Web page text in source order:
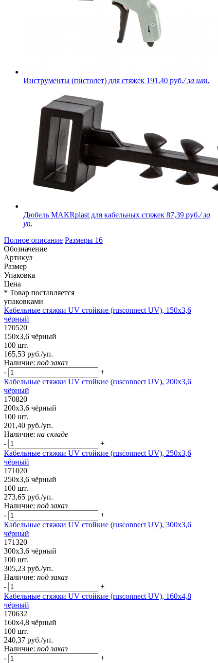
Инструменты (пистолет) для стяжек 191,40 руб./ за шт.
Дюбель MAKRplast для кабельных стяжек 87,39 руб./ за
уп.
Полное описание Размеры 16
Обозначение
Артикул
Размер
Упаковка
Цена
* Товар поставляется
упаковками
Кабельные стяжки UV стойкие (rusconnect UV), 150х3,6
чёрный
170520
150х3,6 чёрный
100 шт.
165,53 руб./уп.
Наличие: под заказ
-
+
Кабельные стяжки UV стойкие (rusconnect UV), 200х3,6
чёрный
170820
200х3,6 чёрный
100 шт.
201,40 руб./уп.
Наличие: на складе
-
+
Кабельные стяжки UV стойкие (rusconnect UV), 250x3,6
чёрный
171020
250x3,6 чёрный
100 шт.
273,65 руб./уп.
Наличие: под заказ
-
+
Кабельные стяжки UV стойкие (rusconnect UV), 300х3,6
чёрный
171320
300х3,6 чёрный
100 шт.
305,23 руб./уп.
Наличие: под заказ
-
+
Кабельные стяжки UV стойкие (rusconnect UV), 160х4,8
чёрный
170632
160х4,8 чёрный
100 шт.
240,37 руб./уп.
Наличие: под заказ
-
+